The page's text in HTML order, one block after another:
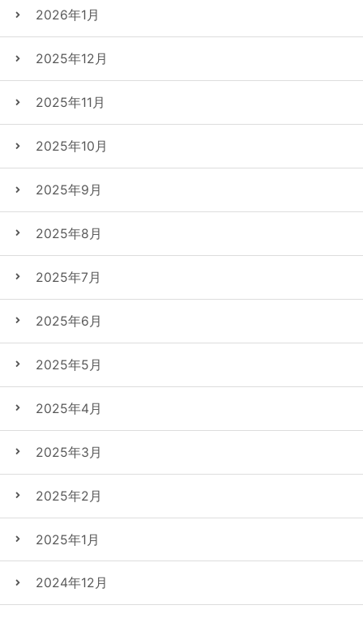
2026年1月
2025年12月
2025年11月
2025年10月
2025年9月
2025年8月
2025年7月
2025年6月
2025年5月
2025年4月
2025年3月
2025年2月
2025年1月
2024年12月